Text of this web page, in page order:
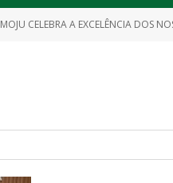
MOJU CELEBRA A EXCELÊNCIA DOS